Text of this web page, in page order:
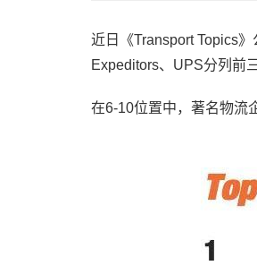
近日《Transport Topics》
Expeditors、UPS分列前
在6-10位置中，著名物流